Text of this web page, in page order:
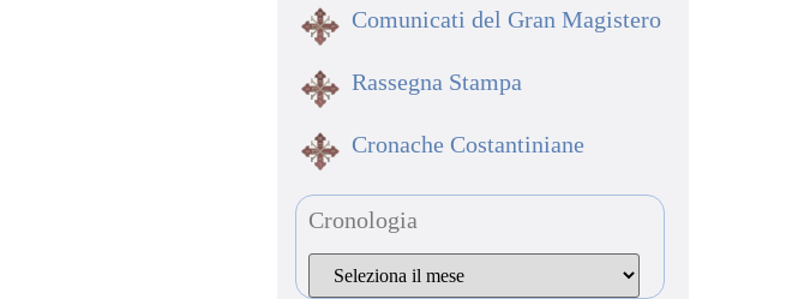
Comunicati del Gran Magistero
Rassegna Stampa
Cronache Costantiniane
Cronologia